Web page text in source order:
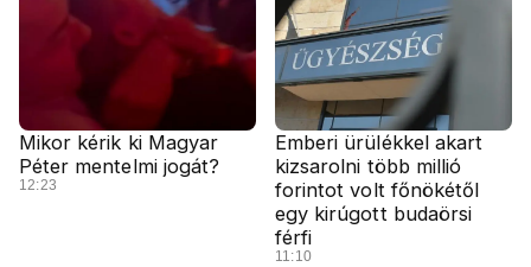
Mikor kérik ki Magyar
Péter mentelmi jogát?
12:23
Emberi ürülékkel akart
kizsarolni több millió
forintot volt főnökétől
egy kirúgott budaörsi
férfi
11:10